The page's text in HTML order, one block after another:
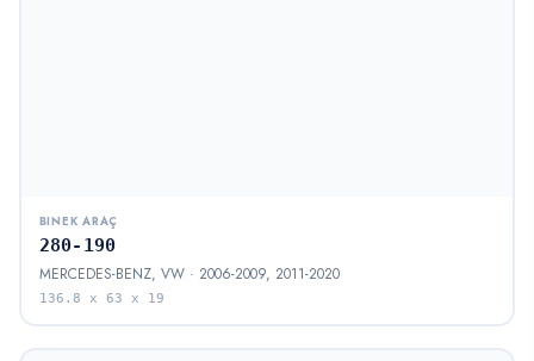
BINEK ARAÇ
280-190
MERCEDES-BENZ, VW · 2006-2009, 2011-2020
136.8 x 63 x 19